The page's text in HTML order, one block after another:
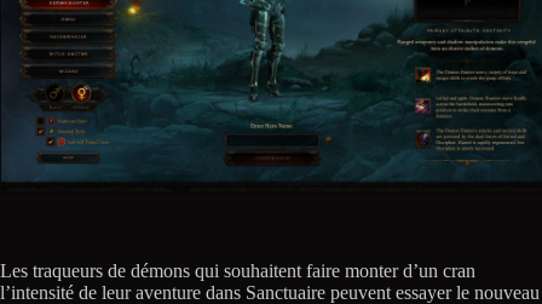
Les traqueurs de démons qui souhaitent faire monter d’un cran
l’intensité de leur aventure dans Sanctuaire peuvent essayer le nouveau